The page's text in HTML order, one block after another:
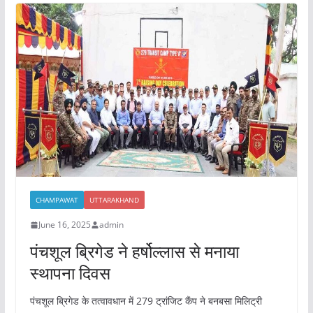
b
o
o
k
A
p
p
CHAMPAWAT UTTARAKHAND
June 16, 2025 admin
पंचशूल ब्रिगेड ने हर्षोल्लास से मनाया
स्थापना दिवस
पंचशूल ब्रिगेड के तत्वावधान में 279 ट्रांजिट कैंप ने बनबसा मिलिट्री